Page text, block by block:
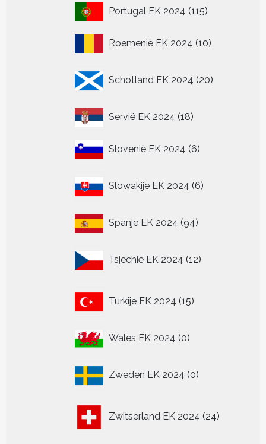
Portugal EK 2024 115115
Roemenië EK 2024 1010
Schotland EK 2024 20
producten
Servië EK 2024 1818
Slovenië EK 2024 66
Slowakije EK 2024 6
producten
Spanje EK 2024 9494
Tsjechië EK 2024 12
producten
Turkije EK 2024 15
producten
Wales EK 2024 00
Zweden EK 2024 0
producten
Zwitserland EK 2024 24
producten